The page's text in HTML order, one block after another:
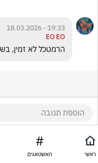
19:33 - 18.03.2026
EO EO
הרמטכל לא זמין,
ראשי האשטאגים